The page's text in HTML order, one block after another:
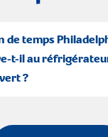
de temps
t-il au
?